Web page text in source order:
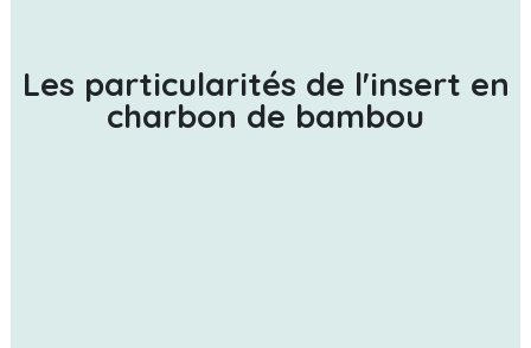
Les particularités de l'insert en
charbon de bambou